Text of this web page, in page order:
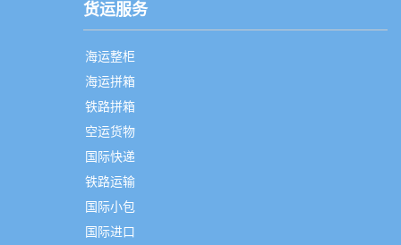
货运服务
海运整柜
海运拼箱
铁路拼箱
空运货物
国际快递
铁路运输
国际小包
国际进口